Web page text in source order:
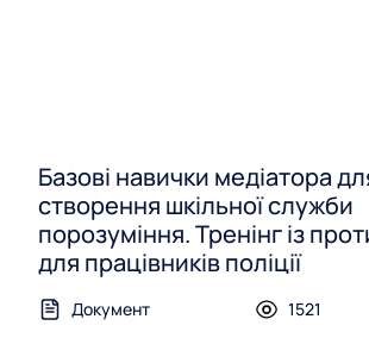
Базові навички медіатора
створення шкільної служби
порозуміння. Тренінг із
для працівників поліції
Документ 1521